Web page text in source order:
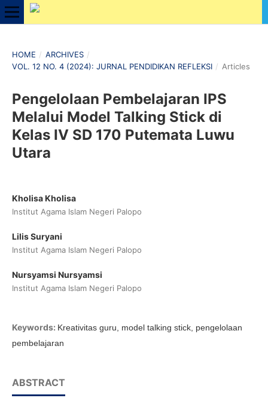
HOME / ARCHIVES /
VOL. 12 NO. 4 (2024): JURNAL PENDIDIKAN REFLEKSI / Articles
Pengelolaan Pembelajaran IPS
Melalui Model Talking Stick di
Kelas IV SD 170 Putemata Luwu
Utara
Kholisa Kholisa
Institut Agama Islam Negeri Palopo
Lilis Suryani
Institut Agama Islam Negeri Palopo
Nursyamsi Nursyamsi
Institut Agama Islam Negeri Palopo
Keywords: Kreativitas guru, model talking stick, pengelolaan
pembelajaran
ABSTRACT